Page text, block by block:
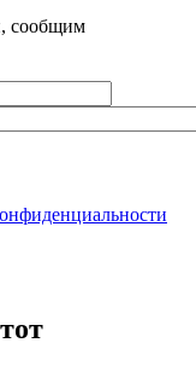
сообщим